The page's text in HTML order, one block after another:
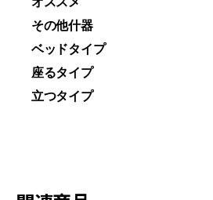
その他什器
ベッドタイプ
座るタイプ
立つタイプ